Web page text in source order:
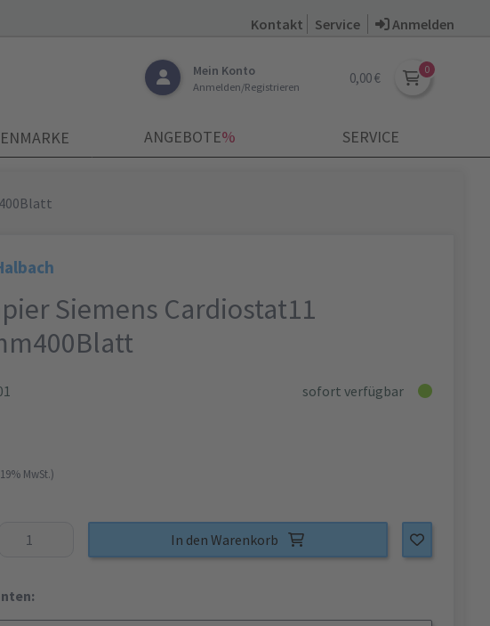
Kontakt Service Anmelden
Mein Konto
Anmelden/Registrieren
0,00 €
ANGEBOTE­% SERVICE
Siemens Cardiostat11
sofort verfügbar
MwSt.)
In den Warenkorb